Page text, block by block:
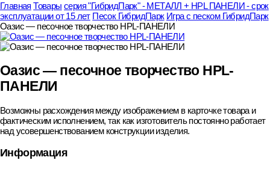
Главная Товары серия "ГибридПарк" - МЕТАЛЛ + HPL ПАНЕЛИ - срок
эксплуатации от 15 лет Песок ГибридПарк Игра с песком ГибридПарк
Оазис — песочное творчество HPL-ПАНЕЛИ
Оазис — песочное творчество HPL-
ПАНЕЛИ
Возможны расхождения между изображением в карточке товара и
фактическим исполнением, так как изготовитель постоянно работает
над усовершенствованием конструкции изделия.
Информация